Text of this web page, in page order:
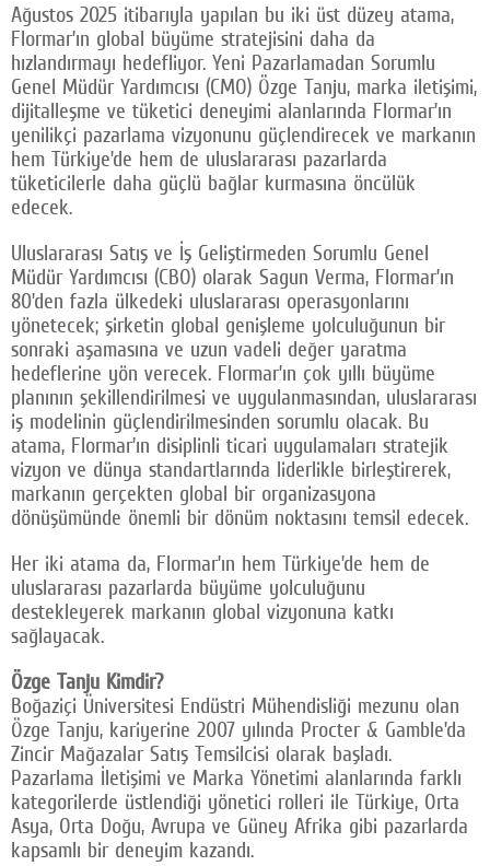
Ağustos 2025 itibarıyla yapılan bu iki üst düzey atama,
Flormar’ın global büyüme stratejisini daha da
hızlandırmayı hedefliyor. Yeni Pazarlamadan Sorumlu
Genel Müdür Yardımcısı (CMO) Özge Tanju, marka iletişimi,
dijitalleşme ve tüketici deneyimi alanlarında Flormar’ın
yenilikçi pazarlama vizyonunu güçlendirecek ve markanın
hem Türkiye’de hem de uluslararası pazarlarda
tüketicilerle daha güçlü bağlar kurmasına öncülük
edecek.
Uluslararası Satış ve İş Geliştirmeden Sorumlu Genel
Müdür Yardımcısı (CBO) olarak Sagun Verma, Flormar’ın
80’den fazla ülkedeki uluslararası operasyonlarını
yönetecek; şirketin global genişleme yolculuğunun bir
sonraki aşamasına ve uzun vadeli değer yaratma
hedeflerine yön verecek. Flormar’ın çok yıllı büyüme
planının şekillendirilmesi ve uygulanmasından, uluslararası
iş modelinin güçlendirilmesinden sorumlu olacak. Bu
atama, Flormar’ın disiplinli ticari uygulamaları stratejik
vizyon ve dünya standartlarında liderlikle birleştirerek,
markanın gerçekten global bir organizasyona
dönüşümünde önemli bir dönüm noktasını temsil edecek.
Her iki atama da, Flormar’ın hem Türkiye’de hem de
uluslararası pazarlarda büyüme yolculuğunu
destekleyerek markanın global vizyonuna katkı
sağlayacak.
Özge Tanju Kimdir?
Boğaziçi Üniversitesi Endüstri Mühendisliği mezunu olan
Özge Tanju, kariyerine 2007 yılında Procter & Gamble’da
Zincir Mağazalar Satış Temsilcisi olarak başladı.
Pazarlama İletişimi ve Marka Yönetimi alanlarında farklı
kategorilerde üstlendiği yönetici rolleri ile Türkiye, Orta
Asya, Orta Doğu, Avrupa ve Güney Afrika gibi pazarlarda
kapsamlı bir deneyim kazandı.